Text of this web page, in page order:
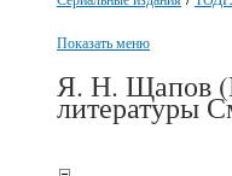
Показать меню
Я. Н. Щапов
литературы